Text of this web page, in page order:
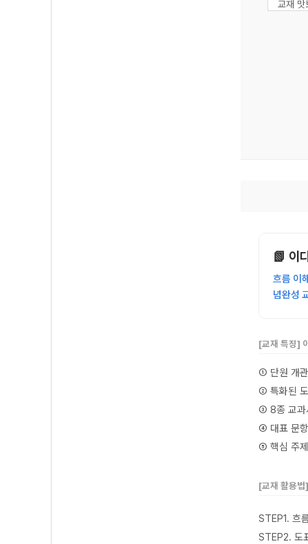
교재
📗 이
흐름 이
념완성
[교재 특징]
① 단원 개관
② 특화된
③ 8종 교과
④ 대표 문
⑤ 핵심 주
[교재 활용법
STEP1. 흐
STEP2. 도